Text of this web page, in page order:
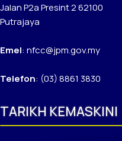
Jalan P2a Presint 2 62100
Putrajaya
Emel: nfcc@jpm.gov.my
Telefon: (03) 8861 3830
TARIKH KEMASKINI